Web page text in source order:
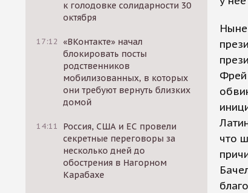
к голодовке солидарности 30
октября
17:12 «ВКонтакте» начал
блокировать посты
родственников
мобилизованных, в которых
они требуют вернуть близких
домой
14:11
Россия, США и ЕС провели
секретные переговоры за
несколько дней до
обострения в Нагорном
Карабахе
Фрей
что